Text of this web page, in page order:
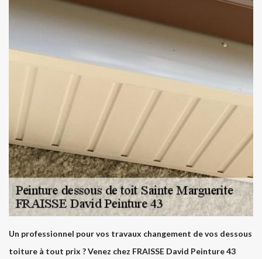
Un professionnel pour vos travaux changement de vos dessous
toiture à tout prix ? Venez chez FRAISSE David Peinture 43